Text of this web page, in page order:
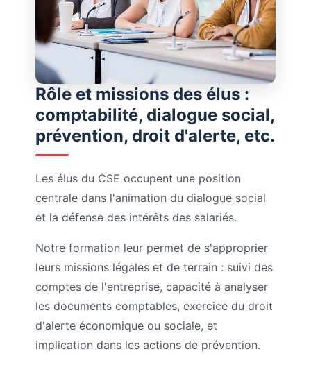
Rôle et missions des élus :
comptabilité, dialogue social,
prévention, droit d'alerte, etc.
Les élus du CSE occupent une position
centrale dans l'animation du dialogue social
et la défense des intérêts des salariés.
Notre formation leur permet de s'approprier
leurs missions légales et de terrain : suivi des
comptes de l'entreprise, capacité à analyser
les documents comptables, exercice du droit
d'alerte économique ou sociale, et
implication dans les actions de prévention.